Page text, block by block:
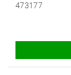
473177